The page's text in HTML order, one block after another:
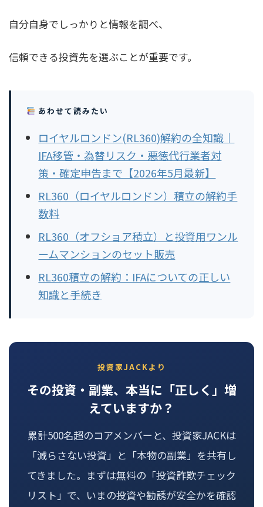
自分自身でしっかりと情報を調べ、
信頼できる投資先を選ぶことが重要です。
あわせて読みたい
ロイヤルロンドン(RL360)解約の全知識｜
IFA移管・為替リスク・悪徳代行業者対
策・確定申告まで【2026年5月最新】
RL360（ロイヤルロンドン）積立の解約手
数料
RL360（オフショア積立）と投資用ワンル
ームマンションのセット販売
RL360積立の解約：IFAについての正しい
知識と手続き
投資家JACKより
その投資・副業、本当に「正しく」増
えていますか？
累計500名超のコアメンバーと、投資家JACKは
「減らさない投資」と「本物の副業」を共有し
てきました。まずは無料の「投資詐欺チェック
リスト」で、いまの投資や勧誘が安全かを確認